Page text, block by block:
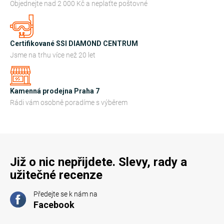
c
r
ý
u
Objednejte nad 2 000 Kč a neplaťte poštovné
Certifikované SSI DIAMOND CENTRUM
Jsme na trhu více než 20 let
Kamenná prodejna Praha 7
Rádi vám osobně poradíme s výběrem
Již o nic nepřijdete. Slevy, rady a
užitečné recenze
Předejte se k nám na
Facebook